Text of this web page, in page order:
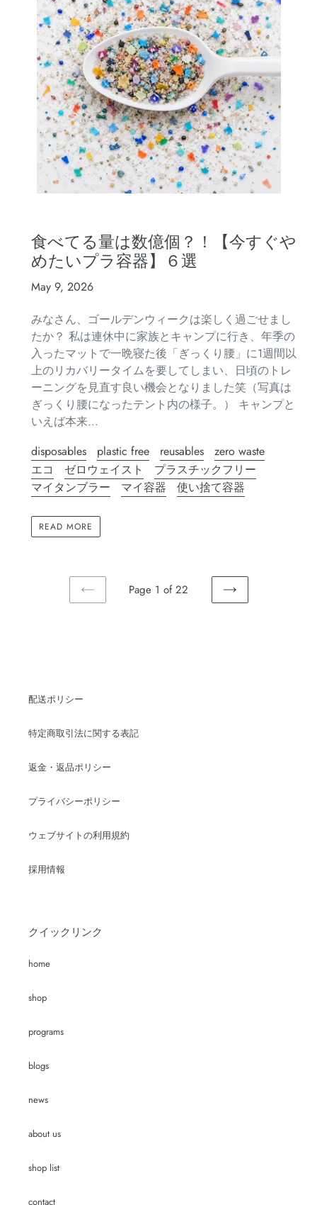
食べてる量は数億個？！【今すぐや
めたいプラ容器】６選
May 9, 2026
みなさん、ゴールデンウィークは楽しく過ごせまし
たか？ 私は連休中に家族とキャンプに行き、年季の
入ったマットで一晩寝た後「ぎっくり腰」に1週間以
上のリカバリータイムを要してしまい、日頃のトレ
ーニングを見直す良い機会となりました笑（写真は
ぎっくり腰になったテント内の様子。） キャンプと
いえば本来...
disposables
plastic free reusables
zero waste
エコ
ゼロウェイスト
プラスチックフリー
マイタンブラー
マイ容器 使い捨て容器
READ MORE
PREVIOUS
Page 1 of 22
NEXT
配送ポリシー
特定商取引法に関する表記
返金・返品ポリシー
プライバシーポリシー
ウェブサイトの利用規約
採用情報
クイックリンク
home
shop
programs
blogs
news
about us
shop list
contact